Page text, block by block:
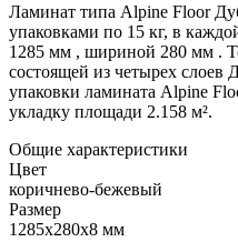
Ламинат типа Alpine Floor
упаковками по 15 кг, в
1285 мм , шириной 280 мм .
состоящей из четырех
упаковки ламината Alpine
укладку площади 2.158 м².
Общие характеристики
Цвет
коричнево-бежевый
Размер
1285х280х8 мм